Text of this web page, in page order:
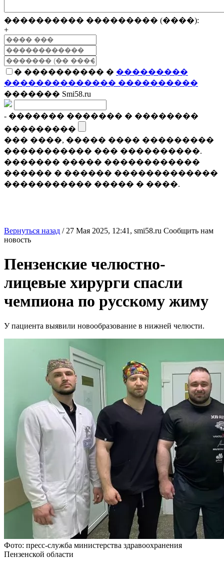
���������� ��������� (����):
+
� ���������� � ���������
�������������� ����������
������� Smi58.ru
- ������� ������� � ��������
���������
��� ����, ����� ���� ���������
����������� ��� ����������.
������� ����� ������������
������ � ������ �������������
����������� ����� � ����.
Вернуться назад / 27 Мая 2025, 12:41, smi58.ru Сообщить нам
новость
Пензенские челюстно-
лицевые хирурги спасли
чемпиона по русскому жиму
У пациента выявили новообразование в нижней челюсти.
Фото: пресс-служба министерства здравоохранения
Пензенской области